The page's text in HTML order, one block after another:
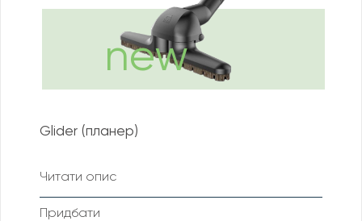
Glider (планер)
Читати опис
Придбати